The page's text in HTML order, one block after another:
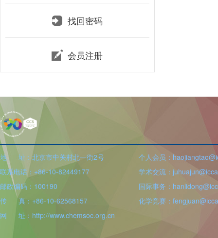
找回密码
会员注册
地 址：北京市中关村北一街2号
联系电话：+86-10-82449177
邮政编码：100190
传 真：+86-10-62568157
网 址：http://www.chemsoc.org.cn
个人会员：
学术交流：
国际事务：
化学竞赛：